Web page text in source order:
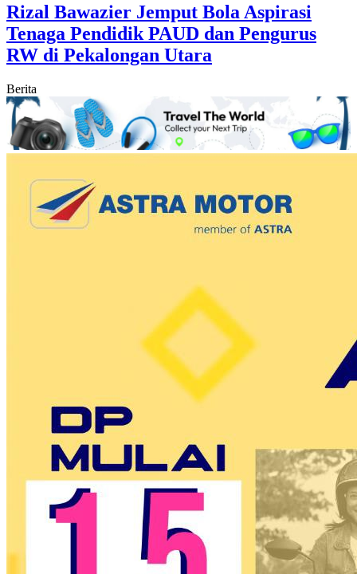
Rizal Bawazier Jemput Bola Aspirasi
Tenaga Pendidik PAUD dan Pengurus
RW di Pekalongan Utara
Berita